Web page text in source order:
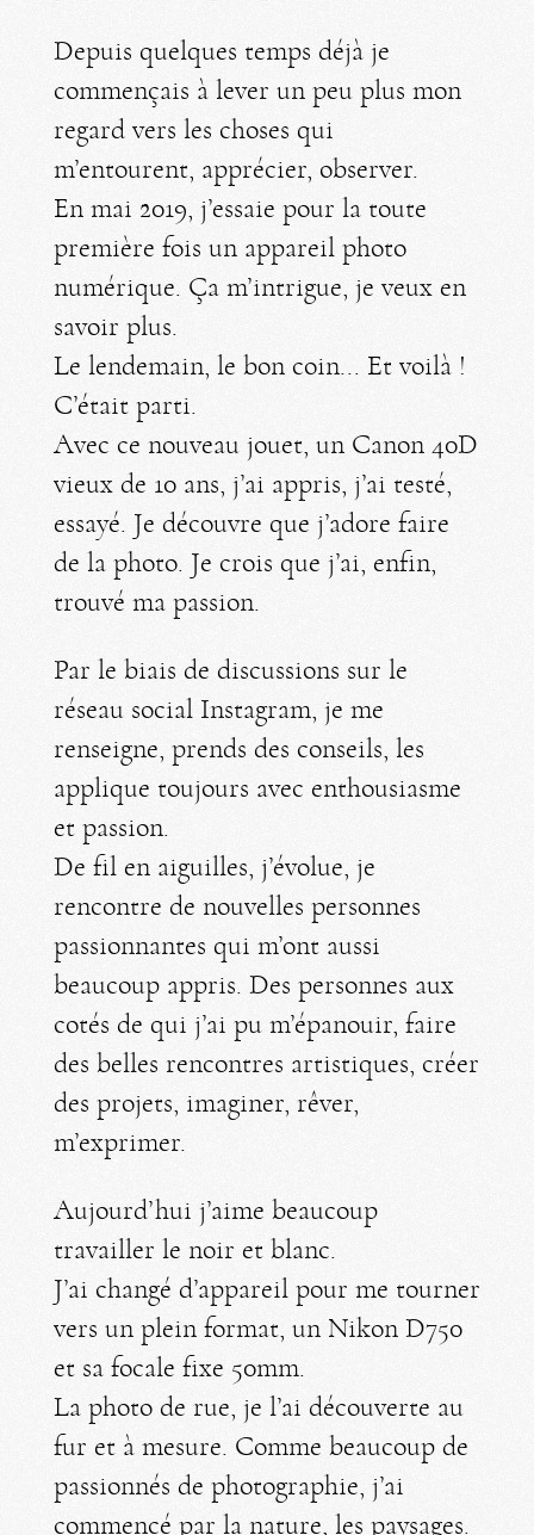
Depuis quelques temps déjà je
commençais à lever un peu plus mon
regard vers les choses qui
m’entourent, apprécier, observer.
En mai 2019, j’essaie pour la toute
première fois un appareil photo
numérique. Ça m’intrigue, je veux en
savoir plus.
Le lendemain, le bon coin... Et voilà !
C’était parti.
Avec ce nouveau jouet, un Canon 40D
vieux de 10 ans, j’ai appris, j’ai testé,
essayé. Je découvre que j’adore faire
de la photo. Je crois que j’ai, enfin,
trouvé ma passion.
Par le biais de discussions sur le
réseau social Instagram, je me
renseigne, prends des conseils, les
applique toujours avec enthousiasme
et passion.
De fil en aiguilles, j’évolue, je
rencontre de nouvelles personnes
passionnantes qui m’ont aussi
beaucoup appris. Des personnes aux
cotés de qui j’ai pu m’épanouir, faire
des belles rencontres artistiques, créer
des projets, imaginer, rêver,
m’exprimer.
Aujourd’hui j’aime beaucoup
travailler le noir et blanc.
J’ai changé d’appareil pour me tourner
vers un plein format, un Nikon D750
et sa focale fixe 50mm.
La photo de rue, je l’ai découverte au
fur et à mesure. Comme beaucoup de
passionnés de photographie, j’ai
commencé par la nature, les paysages.